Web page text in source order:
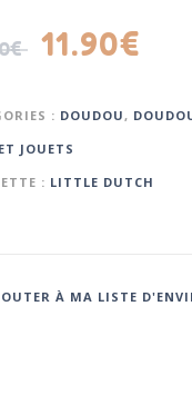
€ 11.90€
: DOUDOU,
JOUETS
: LITTLE DUTCH
À MA LISTE